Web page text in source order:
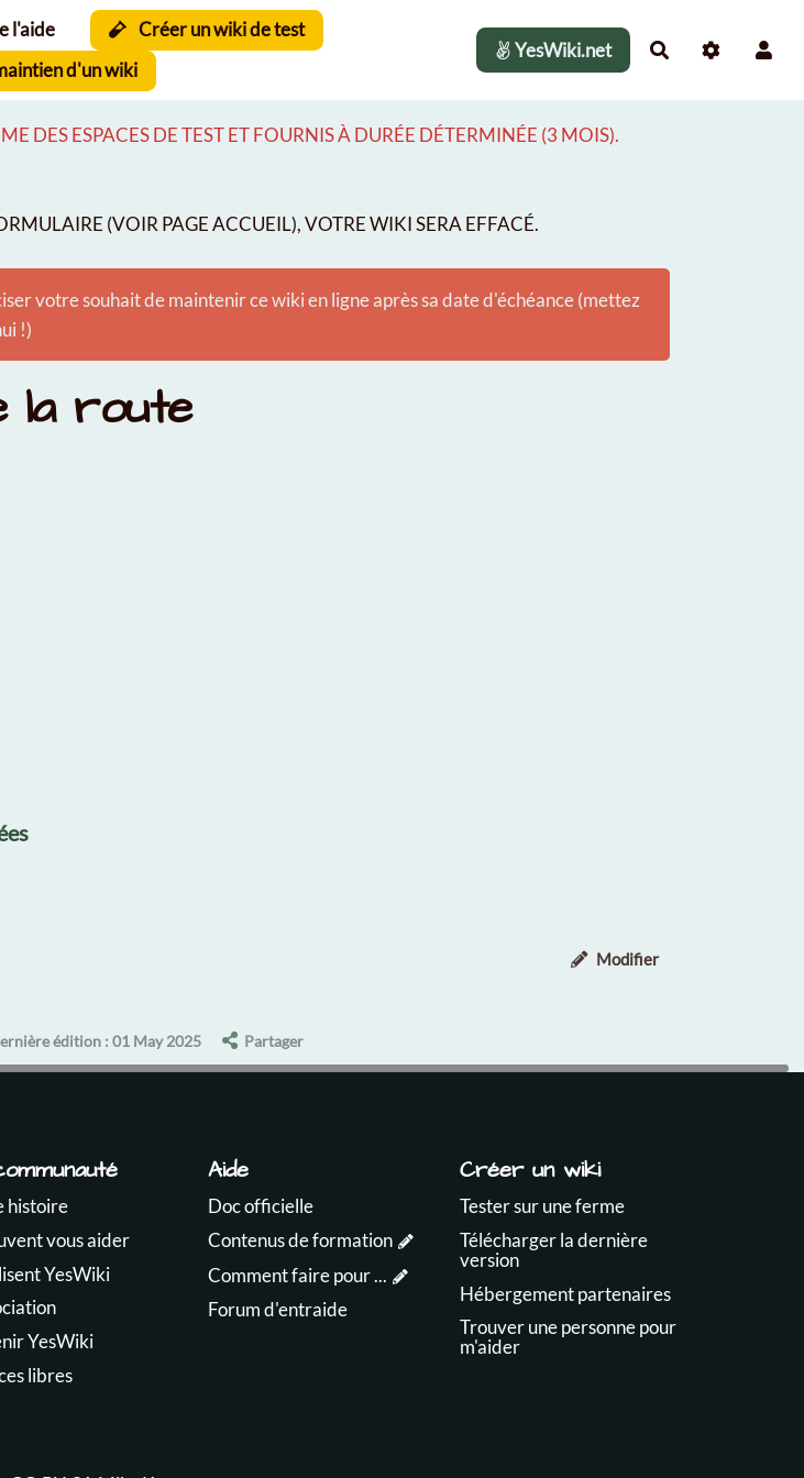
l'aide
Créer un wiki de test
d'un wiki
YesWiki.net Rechercher
DES ESPACES DE TEST ET FOURNIS À DURÉE DÉTERMINÉE (3 MOIS).
(VOIR PAGE ACCUEIL), VOTRE WIKI SERA EFFACÉ.
votre souhait de maintenir ce wiki en ligne après sa date d'échéance (mettez
!)
la route
Modifier
édition : 01 May 2025 Partager
histoire
vous aider
YesWiki
YesWiki
libres
Aide
Doc officielle
Contenus de formation
Comment faire pour ...
Forum d'entraide
Créer un wiki
Tester sur une ferme
Télécharger la dernière
version
Hébergement partenaires
Trouver une personne pour
m'aider